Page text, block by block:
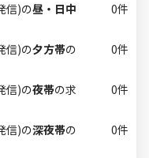
信)の昼・日中
0件
信)の夕方帯の
0件
信)の夜帯の求
0件
信)の深夜帯の
0件